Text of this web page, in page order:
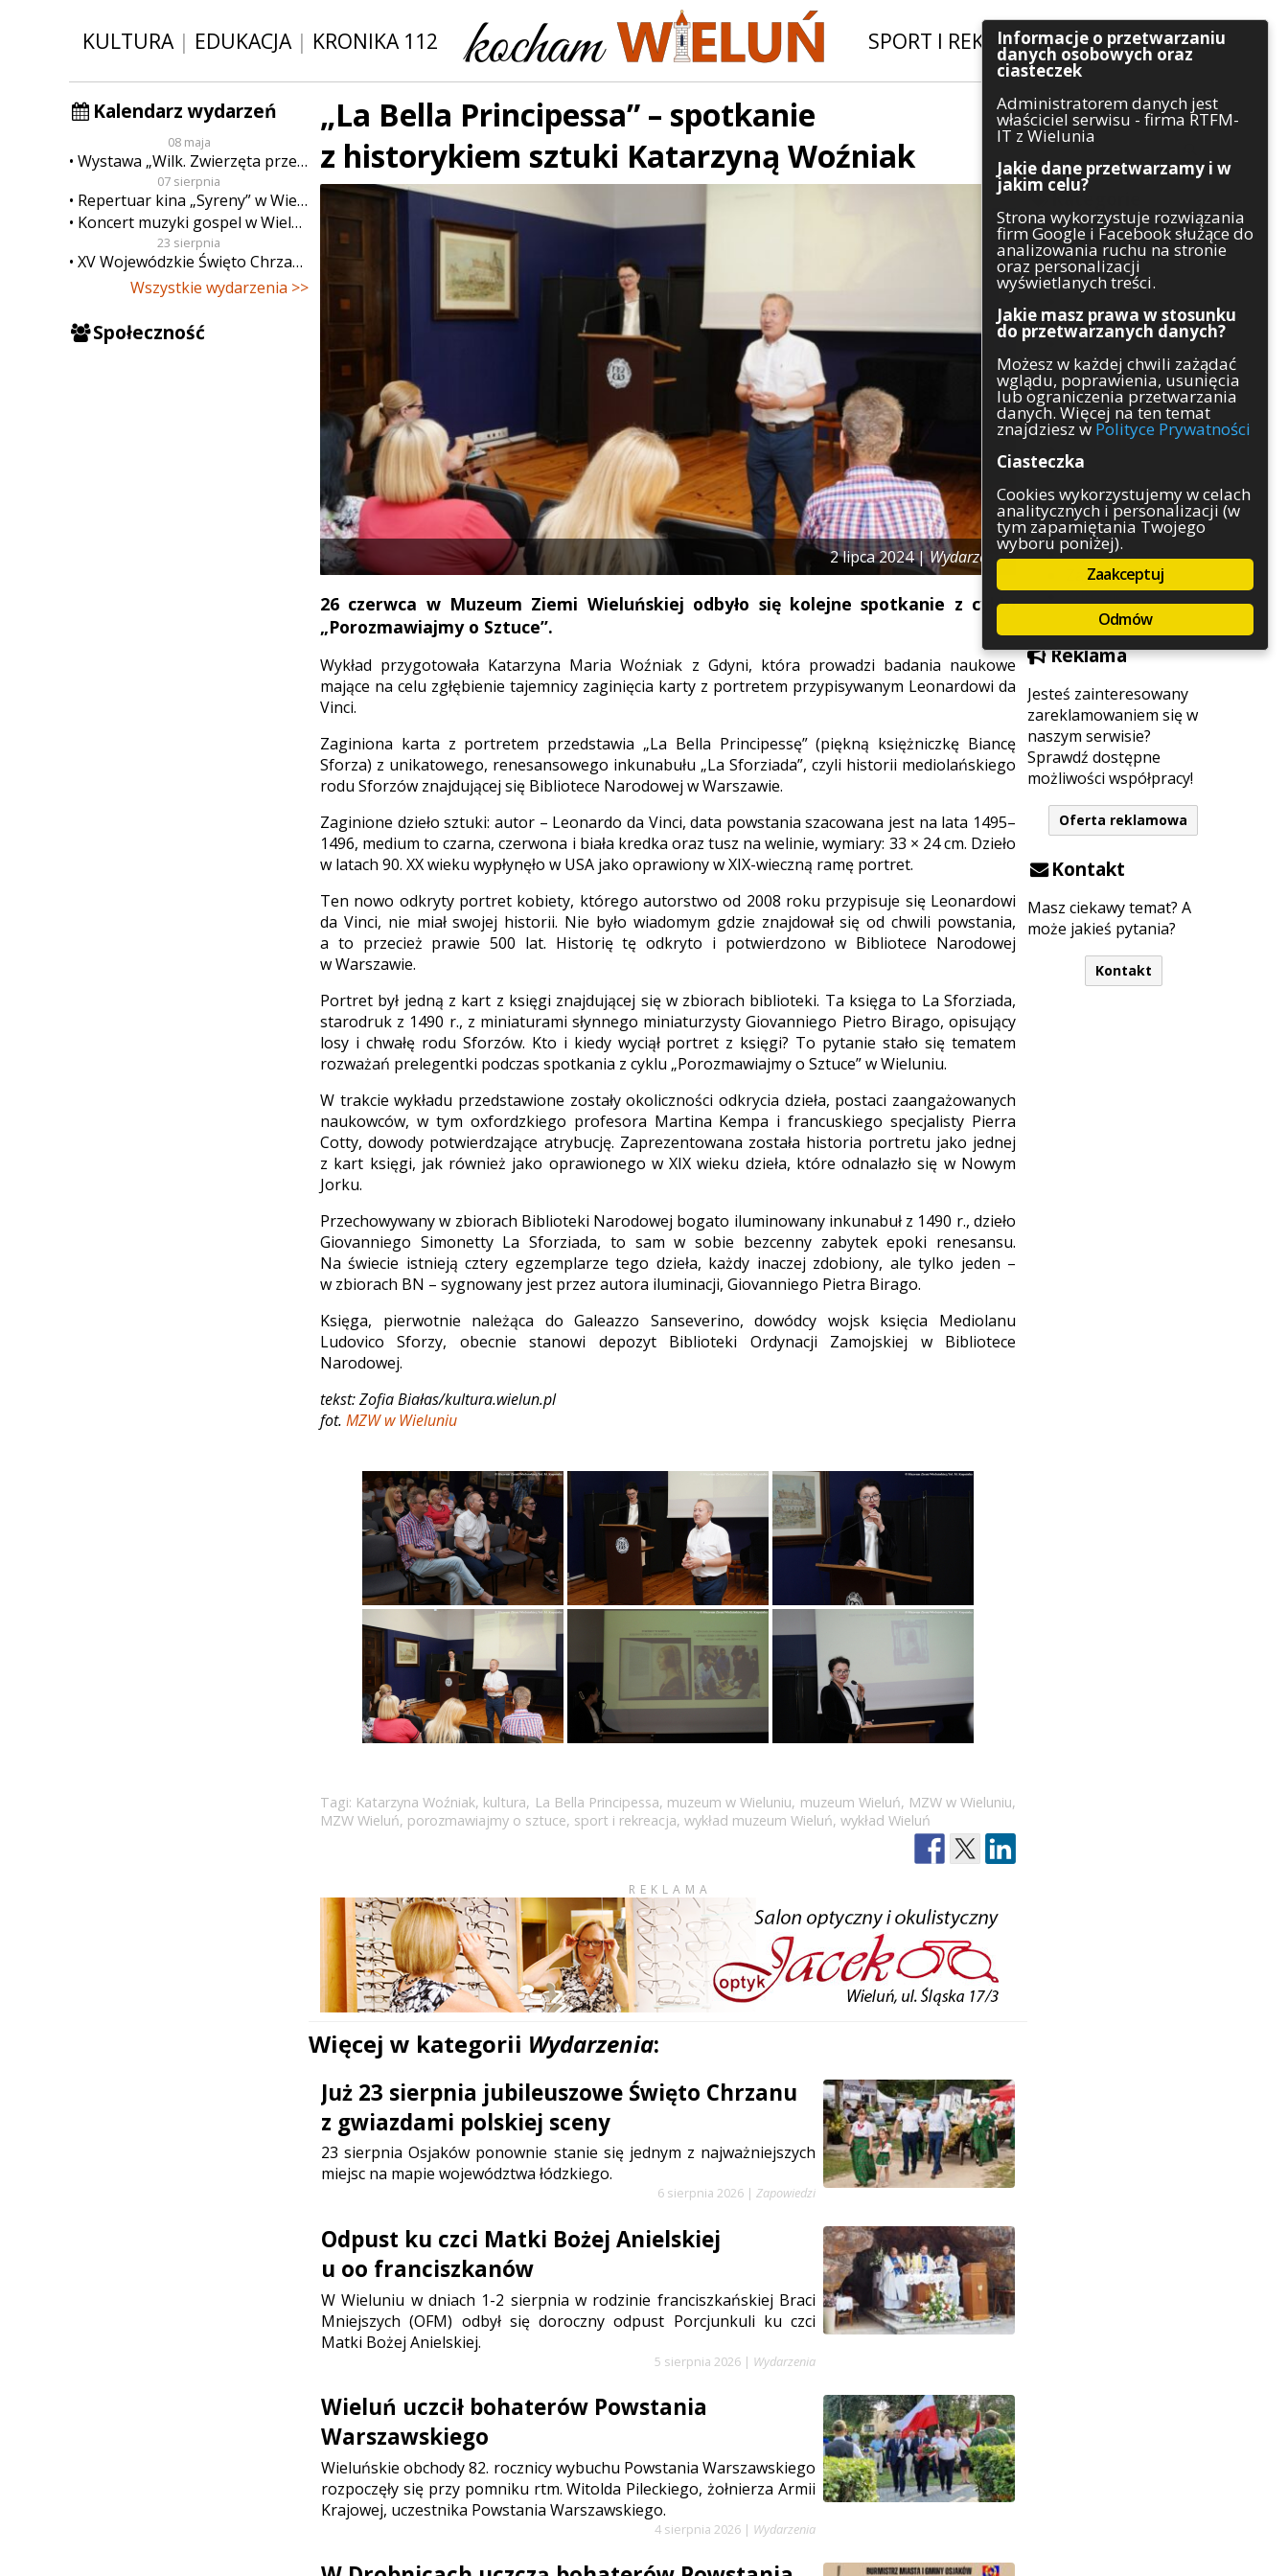
KULTURA| EDUKACJA| KRONIKA 112 SPORT I REKREACJA|INWESTYCJE
Kalendarz wydarzeń
08 maja
Wystawa „Wilk. Zwierzęta przeklęte”
07 sierpnia
Repertuar kina „Syreny” w Wieluniu w dn. od 7 do 13 sierpnia
Koncert muzyki gospel w Wieluniu
23 sierpnia
XV Wojewódzkie Święto Chrzanu
Wszystkie wydarzenia >>
Społeczność
Szukaj
Kategorie
Architektura
Gospodarka
Handel
Komunikaty
Kultura
Polityka
Pozostałe
Psychologia
Rolnictwo
Służby
Sport
Środowisko
Szkolnictwo
Wydarzenia
Zapowiedzi
Zdrowie
Reklama
Jesteś zainteresowany
zareklamowaniem się w
naszym serwisie?
Sprawdź dostępne
możliwości współpracy!
Oferta reklamowa
Kontakt
Masz ciekawy temat? A
może jakieś pytania?
Kontakt
„La Bella Principessa” – spotkanie
z historykiem sztuki Katarzyną Woźniak
2 lipca 2024 |Wydarzenia
26 czerwca w Muzeum Ziemi Wieluńskiej odbyło się kolejne spotkanie z cyklu
„Porozmawiajmy o Sztuce”.
Wykład przygotowała Katarzyna Maria Woźniak z Gdyni, która prowadzi badania naukowe
mające na celu zgłębienie tajemnicy zaginięcia karty z portretem przypisywanym Leonardowi da
Vinci.
Zaginiona karta z portretem przedstawia „La Bella Principessę” (piękną księżniczkę Biancę
Sforza) z unikatowego, renesansowego inkunabułu „La Sforziada”, czyli historii mediolańskiego
rodu Sforzów znajdującej się Bibliotece Narodowej w Warszawie.
Zaginione dzieło sztuki: autor – Leonardo da Vinci, data powstania szacowana jest na lata 1495–
1496, medium to czarna, czerwona i biała kredka oraz tusz na welinie, wymiary: 33 × 24 cm. Dzieło
w latach 90. XX wieku wypłynęło w USA jako oprawiony w XIX-wieczną ramę portret.
Ten nowo odkryty portret kobiety, którego autorstwo od 2008 roku przypisuje się Leonardowi
da Vinci, nie miał swojej historii. Nie było wiadomym gdzie znajdował się od chwili powstania,
a to przecież prawie 500 lat. Historię tę odkryto i potwierdzono w Bibliotece Narodowej
w Warszawie.
Portret był jedną z kart z księgi znajdującej się w zbiorach biblioteki. Ta księga to La Sforziada,
starodruk z 1490 r., z miniaturami słynnego miniaturzysty Giovanniego Pietro Birago, opisujący
losy i chwałę rodu Sforzów. Kto i kiedy wyciął portret z księgi? To pytanie stało się tematem
rozważań prelegentki podczas spotkania z cyklu „Porozmawiajmy o Sztuce” w Wieluniu.
W trakcie wykładu przedstawione zostały okoliczności odkrycia dzieła, postaci zaangażowanych
naukowców, w tym oxfordzkiego profesora Martina Kempa i francuskiego specjalisty Pierra
Cotty, dowody potwierdzające atrybucję. Zaprezentowana została historia portretu jako jednej
z kart księgi, jak również jako oprawionego w XIX wieku dzieła, które odnalazło się w Nowym
Jorku.
Przechowywany w zbiorach Biblioteki Narodowej bogato iluminowany inkunabuł z 1490 r., dzieło
Giovanniego Simonetty La Sforziada, to sam w sobie bezcenny zabytek epoki renesansu.
Na świecie istnieją cztery egzemplarze tego dzieła, każdy inaczej zdobiony, ale tylko jeden –
w zbiorach BN – sygnowany jest przez autora iluminacji, Giovanniego Pietra Birago.
Księga, pierwotnie należąca do Galeazzo Sanseverino, dowódcy wojsk księcia Mediolanu
Ludovico Sforzy, obecnie stanowi depozyt Biblioteki Ordynacji Zamojskiej w Bibliotece
Narodowej.
tekst: Zofia Białas/kultura.wielun.pl
fot. MZW w Wieluniu
Tagi: Katarzyna Woźniak, kultura, La Bella Principessa, muzeum w Wieluniu, muzeum Wieluń, MZW w Wieluniu,
MZW Wieluń, porozmawiajmy o sztuce, sport i rekreacja, wykład muzeum Wieluń, wykład Wieluń
REKLAMA
Więcej w kategorii Wydarzenia:
Już 23 sierpnia jubileuszowe Święto Chrzanu
z gwiazdami polskiej sceny
23 sierpnia Osjaków ponownie stanie się jednym z najważniejszych
miejsc na mapie województwa łódzkiego.
6 sierpnia 2026 | Zapowiedzi
Odpust ku czci Matki Bożej Anielskiej
u oo franciszkanów
W Wieluniu w dniach 1-2 sierpnia w rodzinie franciszkańskiej Braci
Mniejszych (OFM) odbył się doroczny odpust Porcjunkuli ku czci
Matki Bożej Anielskiej.
5 sierpnia 2026 | Wydarzenia
Wieluń uczcił bohaterów Powstania
Warszawskiego
Wieluńskie obchody 82. rocznicy wybuchu Powstania Warszawskiego
rozpoczęły się przy pomniku rtm. Witolda Pileckiego, żołnierza Armii
Krajowej, uczestnika Powstania Warszawskiego.
4 sierpnia 2026 | Wydarzenia
Informacje o przetwarzaniu
danych osobowych oraz
ciasteczek
Administratorem danych jest
właściciel serwisu - firma RTFM-
IT z Wielunia
Jakie dane przetwarzamy i w
jakim celu?
Strona wykorzystuje rozwiązania
firm Google i Facebook służące do
analizowania ruchu na stronie
oraz personalizacji
wyświetlanych treści.
Jakie masz prawa w stosunku
do przetwarzanych danych?
Możesz w każdej chwili zażądać
wglądu, poprawienia, usunięcia
lub ograniczenia przetwarzania
danych. Więcej na ten temat
znajdziesz w Polityce Prywatności
Ciasteczka
Cookies wykorzystujemy w celach
analitycznych i personalizacji (w
tym zapamiętania Twojego
wyboru poniżej).
Zaakceptuj
Odmów